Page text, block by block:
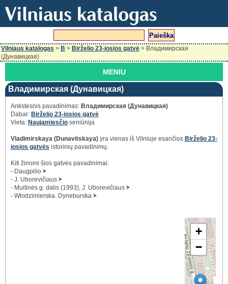
Vilniaus katalogas > B > Birželio 23-iosios gatvė > Владимирская
(Дунавицкая)
MENIU
Владимирская (Дунавицкая)
Ankstesnis pavadinimas: Владимирская (Дунавицкая)
Dabar: Birželio 23-iosios gatvė
Vieta: Naujamiesčio seniūnija
Vlаdimirskаya (Dunаvitskаya) yra vienas iš Vilniuje esančios Birželio 23-
iosios gatvės istorinių pavadinimų.
Kiti žinomi šios gatvės pavadinimai:
- Daugpilio
- J. Uborevičiaus
- Muitinės g. dalis (1993), J. Uborevičiaus
- Włodzimierska. Dyneburska
+
−